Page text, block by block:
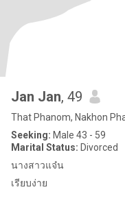
Jan Jan, 49
That Phanom, Nakhon
Seeking: Male 43 - 59
Marital Status: Divorced
นางสาวแจ๋น
เรียบง่าย